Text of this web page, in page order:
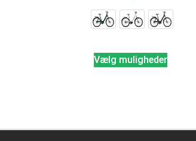
Vælg muligheder